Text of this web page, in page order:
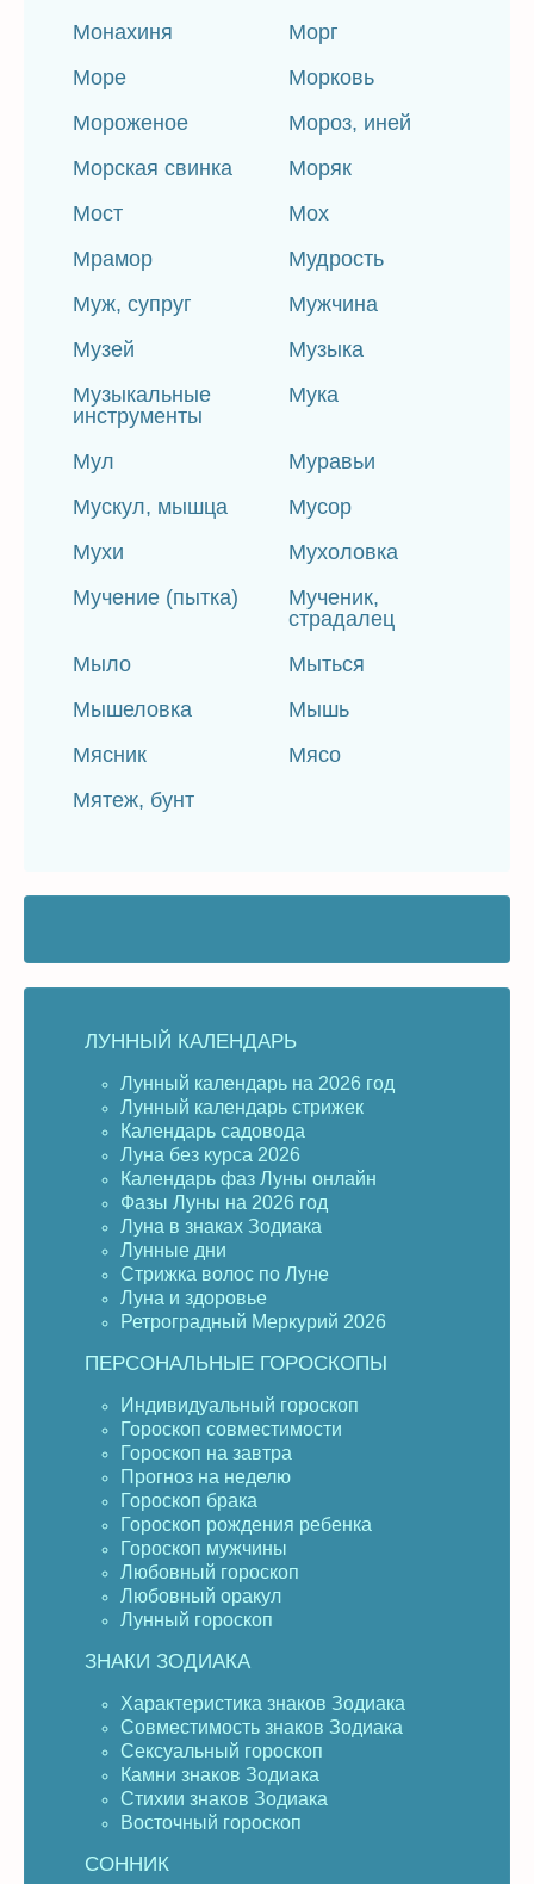
Монахиня
Морг
Море
Морковь
Мороженое
Мороз, иней
Морская свинка
Моряк
Мост
Мох
Мрамор
Мудрость
Муж, супруг
Мужчина
Музей
Музыка
Музыкальные
инструменты
Мука
Мул
Муравьи
Мускул, мышца
Мусор
Мухи
Мухоловка
Мучение (пытка)
Мученик,
страдалец
Мыло
Мыться
Мышеловка
Мышь
Мясник
Мясо
Мятеж, бунт
ЛУННЫЙ КАЛЕНДАРЬ
Лунный календарь на 2026 год
Лунный календарь стрижек
Календарь садовода
Луна без курса 2026
Календарь фаз Луны онлайн
Фазы Луны на 2026 год
Луна в знаках Зодиака
Лунные дни
Стрижка волос по Луне
Луна и здоровье
Ретроградный Меркурий 2026
ПЕРСОНАЛЬНЫЕ ГОРОСКОПЫ
Индивидуальный гороскоп
Гороскоп совместимости
Гороскоп на завтра
Прогноз на неделю
Гороскоп брака
Гороскоп рождения ребенка
Гороскоп мужчины
Любовный гороскоп
Любовный оракул
Лунный гороскоп
ЗНАКИ ЗОДИАКА
Характеристика знаков Зодиака
Совместимость знаков Зодиака
Сексуальный гороскоп
Камни знаков Зодиака
Стихии знаков Зодиака
Восточный гороскоп
СОННИК